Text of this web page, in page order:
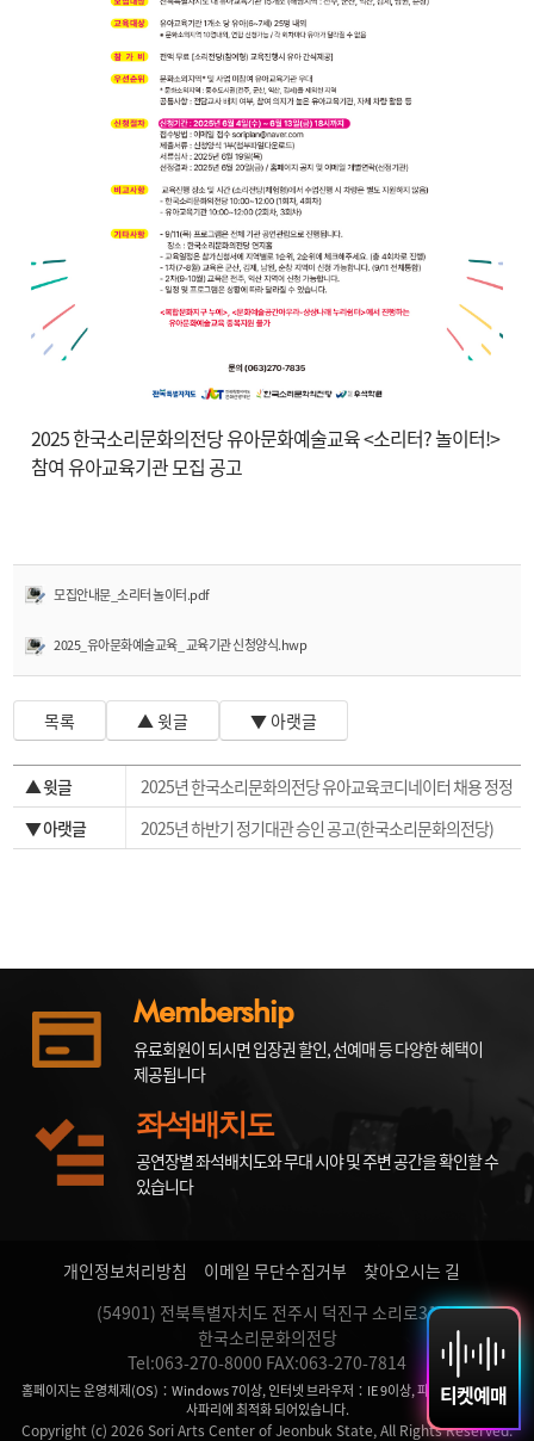
티켓예매
2025 한국소리문화의전당 유아문화예술교육 <소리터? 놀이터!>
참여 유아교육기관 모집 공고
모집안내문_소리터 놀이터.pdf
2025_유아문화예술교육_ 교육기관 신청양식.hwp
목록 ▲ 윗글 ▼ 아랫글
▲ 윗글
2025년 한국소리문화의전당 유아교육코디네이터 채용 정정
공고
▼ 아랫글 2025년 하반기 정기대관 승인 공고(한국소리문화의전당)
Membership
유료회원이 되시면 입장권 할인, 선예매 등 다양한 혜택이
제공됩니다
좌석배치도
공연장별 좌석배치도와 무대 시야 및 주변 공간을 확인할 수
있습니다
개인정보처리방침 이메일 무단수집거부
찾아오시는 길
(54901) 전북특별자치도 전주시 덕진구 소리로31
한국소리문화의전당
Tel:063-270-8000 FAX:063-270-7814
홈페이지는 운영체제(OS)：Windows 7이상, 인터넷 브라우저：IE 9이상, 파이어 폭스, 크롬,
사파리에 최적화 되어있습니다.
Copyright (c) 2026 Sori Arts Center of Jeonbuk State, All Rights Reserved.